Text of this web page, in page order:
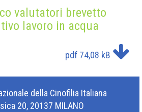
valutatori brevetto
lavoro in acqua
pdf 74,08 kB
della Cinofilia Italiana
20, 20137 MILANO